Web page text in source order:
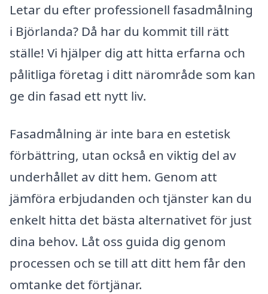
Letar du efter professionell fasadmålning
i Björlanda? Då har du kommit till rätt
ställe! Vi hjälper dig att hitta erfarna och
pålitliga företag i ditt närområde som kan
ge din fasad ett nytt liv.
Fasadmålning är inte bara en estetisk
förbättring, utan också en viktig del av
underhållet av ditt hem. Genom att
jämföra erbjudanden och tjänster kan du
enkelt hitta det bästa alternativet för just
dina behov. Låt oss guida dig genom
processen och se till att ditt hem får den
omtanke det förtjänar.